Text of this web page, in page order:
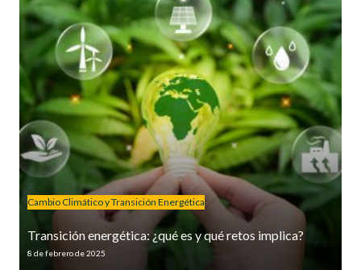
Cambio Climático y Transición Energética
Transición energética: ¿qué es y qué retos implica?
8 de febrero de 2025